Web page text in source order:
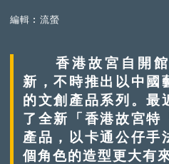
編輯︰流螢
香港故宮自開館
新，不時推出以中國
的文創產品系列。最
了全新「香港故宮特
產品，以卡通公仔手
個角色的造型更大有